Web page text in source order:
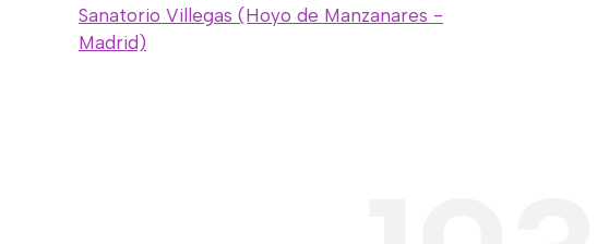
Sanatorio Villegas (Hoyo de Manzanares -
Madrid)